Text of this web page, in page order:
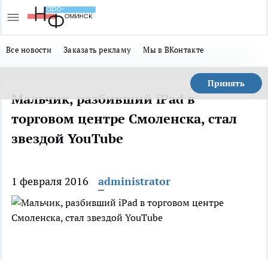
Все новости Заказать рекламу Мы в ВКонтакте
Принять
Мальчик, разбивший iPad в
торговом центре Смоленска, стал
звездой YouTube
1 февраля 2016 administrator